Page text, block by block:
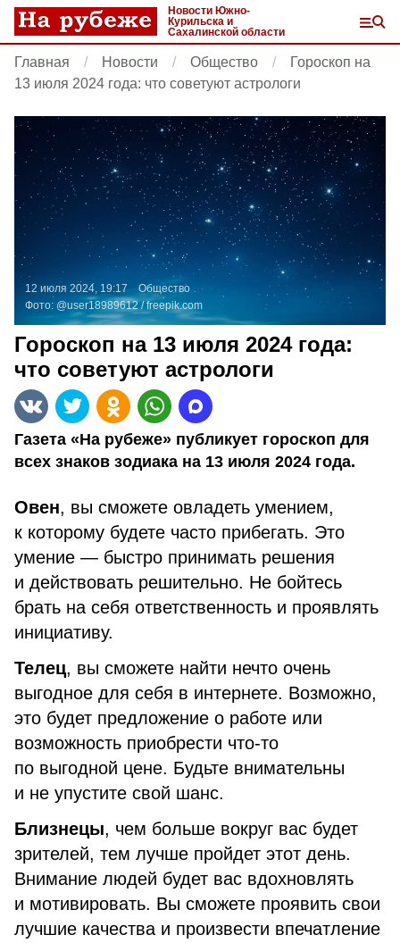
Новости Южно-
Курильска и
Сахалинской области
Главная Новости Общество
Гороскоп на
13 июля 2024 года: что советуют астрологи
12 июля 2024, 19:17
Общество
Фото: @user18989612 /freepik.com
Гороскоп на 13 июля 2024 года:
что советуют астрологи
Газета «На рубеже» публикует гороскоп для
всех знаков зодиака на 13 июля 2024 года.
Овен, вы сможете овладеть умением,
к которому будете часто прибегать. Это
умение — быстро принимать решения
и действовать решительно. Не бойтесь
брать на себя ответственность и проявлять
инициативу.
Телец, вы сможете найти нечто очень
выгодное для себя в интернете. Возможно,
это будет предложение о работе или
возможность приобрести что-то
по выгодной цене. Будьте внимательны
и не упустите свой шанс.
Близнецы, чем больше вокруг вас будет
зрителей, тем лучше пройдет этот день.
Внимание людей будет вас вдохновлять
и мотивировать. Вы сможете проявить свои
лучшие качества и произвести впечатление